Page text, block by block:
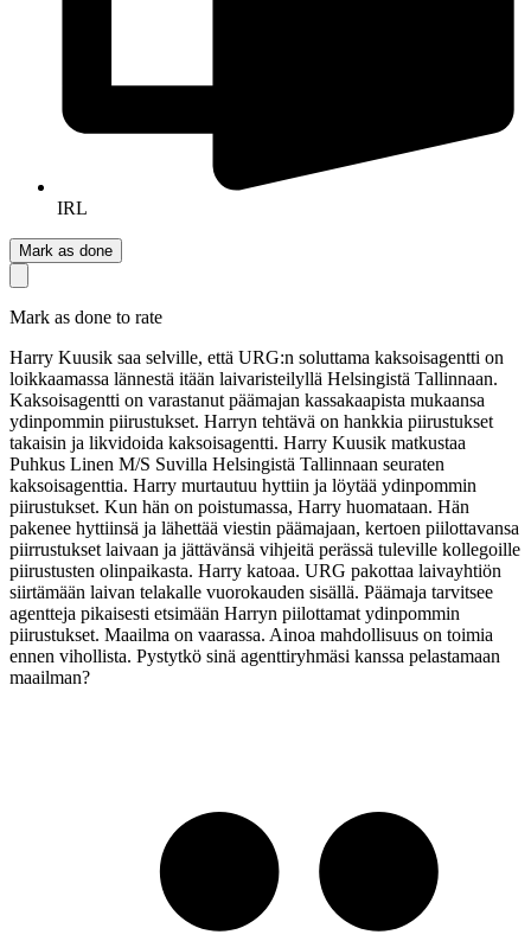
IRL
Mark as done
Mark as done to rate
Harry Kuusik saa selville, että URG:n soluttama kaksoisagentti on
loikkaamassa lännestä itään laivaristeilyllä Helsingistä Tallinnaan.
Kaksoisagentti on varastanut päämajan kassakaapista mukaansa
ydinpommin piirustukset. Harryn tehtävä on hankkia piirustukset
takaisin ja likvidoida kaksoisagentti. Harry Kuusik matkustaa
Puhkus Linen M/S Suvilla Helsingistä Tallinnaan seuraten
kaksoisagenttia. Harry murtautuu hyttiin ja löytää ydinpommin
piirustukset. Kun hän on poistumassa, Harry huomataan. Hän
pakenee hyttiinsä ja lähettää viestin päämajaan, kertoen piilottavansa
piirrustukset laivaan ja jättävänsä vihjeitä perässä tuleville kollegoille
piirustusten olinpaikasta. Harry katoaa. URG pakottaa laivayhtiön
siirtämään laivan telakalle vuorokauden sisällä. Päämaja tarvitsee
agentteja pikaisesti etsimään Harryn piilottamat ydinpommin
piirustukset. Maailma on vaarassa. Ainoa mahdollisuus on toimia
ennen vihollista. Pystytkö sinä agenttiryhmäsi kanssa pelastamaan
maailman?